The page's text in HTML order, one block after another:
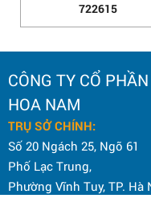
722615
CÔNG TY CỔ
HOA NAM
TRỤ SỞ CHÍNH:
Số 20 Ngách 25, Ngõ 61
Phố Lạc Trung,
Phường Vĩnh Tuy, TP. Hà